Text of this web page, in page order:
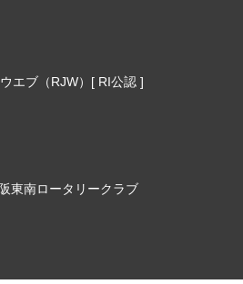
エブ（RJW）[ RI公認 ]
東南ロータリークラブ